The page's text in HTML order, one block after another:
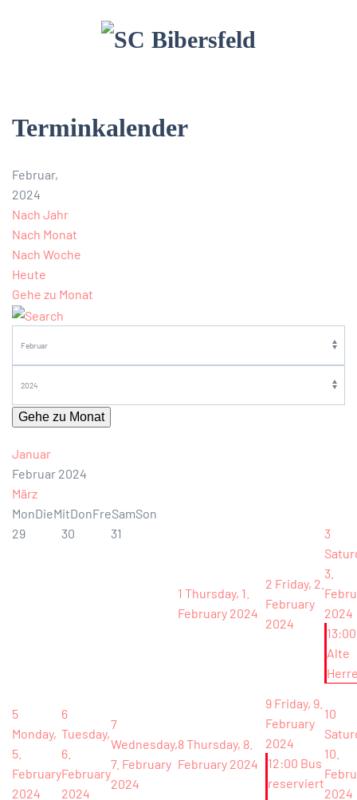
Terminkalender
Februar,
2024
Nach Jahr
Nach Monat
Nach Woche
Heute
Gehe zu Monat
Gehe zu Monat
Januar
Februar 2024
März
MonDieMitDonFreSamSon
29
30 31
1 Thursday, 1.
February 2024
2 Friday, 2.
February
2024
3
3.
2024
13:00
Alte
5
Monday,
5.
February
2024
6
Tuesday,
6.
February
2024
7
Wednesday,
7. February
2024
8Thursday, 8.
February 2024
9 Friday, 9.
February
2024
12:00 Bus
reserviert
10
10.
2024